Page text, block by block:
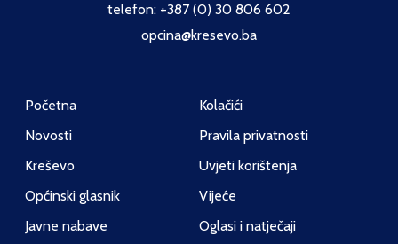
telefon: +387 (0) 30 806 602
opcina@kresevo.ba
Početna
Novosti
Kreševo
Općinski glasnik
Javne nabave
Kolačići
Pravila privatnosti
Uvjeti korištenja
Vijeće
Oglasi i natječaji